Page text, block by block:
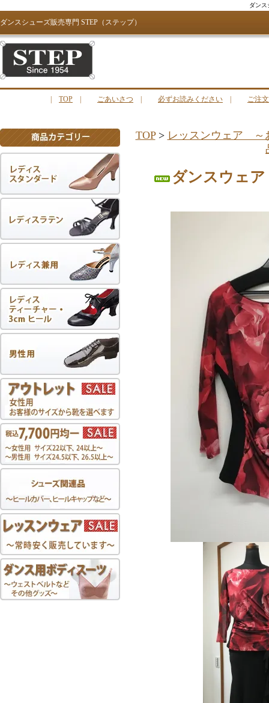
ダンス
ダンスシューズ販売専門 STEP（ステップ）
TOP ごあいさつ 必ずお読みください ご注
TOP> レッスンウェア ～
ダンスウェ